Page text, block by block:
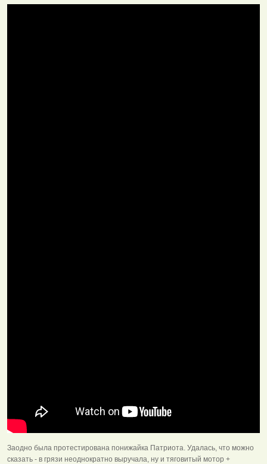
Заодно была протестирована понижайка Патриота. Удалась, что можно
сказать - в грязи неоднократно выручала, ну и тяговитый мотор +